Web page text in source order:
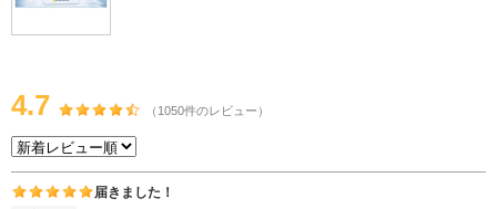
4.7 （1050件のレビュー）
届きました！